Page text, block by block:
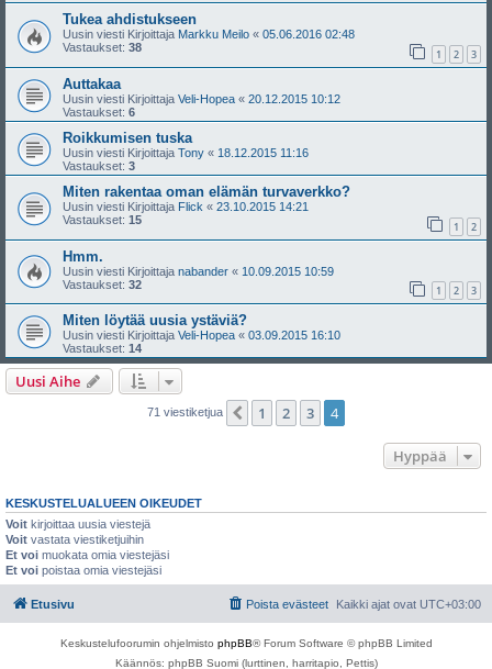
Tukea ahdistukseen
Uusin viesti Kirjoittaja Markku Meilo « 05.06.2016 02:48
Vastaukset: 38 1 2 3
Auttakaa
Uusin viesti Kirjoittaja Veli-Hopea « 20.12.2015 10:12
Vastaukset: 6
Roikkumisen tuska
Uusin viesti Kirjoittaja Tony « 18.12.2015 11:16
Vastaukset: 3
Miten rakentaa oman elämän turvaverkko?
Uusin viesti Kirjoittaja Flick « 23.10.2015 14:21
Vastaukset: 15 1 2
Hmm.
Uusin viesti Kirjoittaja nabander « 10.09.2015 10:59
Vastaukset: 32 1 2 3
Miten löytää uusia ystäviä?
Uusin viesti Kirjoittaja Veli-Hopea « 03.09.2015 16:10
Vastaukset: 14
Uusi Aihe
71 viestiketjua Edellinen
1 2 3 4
Hyppää
KESKUSTELUALUEEN OIKEUDET
Voit kirjoittaa uusia viestejä
Voit vastata viestiketjuihin
Et voi muokata omia viestejäsi
Et voi poistaa omia viestejäsi
Etusivu Kaikki ajat ovat UTC+03:00
Poista evästeet
Keskustelufoorumin ohjelmisto phpBB® Forum Software © phpBB Limited
Käännös: phpBB Suomi (lurttinen, harritapio, Pettis)